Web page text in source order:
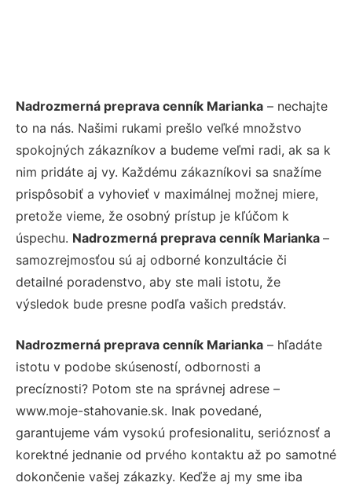
Nadrozmerná preprava cenník Marianka – nechajte
to na nás. Našimi rukami prešlo veľké množstvo
spokojných zákazníkov a budeme veľmi radi, ak sa k
nim pridáte aj vy. Každému zákazníkovi sa snažíme
prispôsobiť a vyhovieť v maximálnej možnej miere,
pretože vieme, že osobný prístup je kľúčom k
úspechu. Nadrozmerná preprava cenník Marianka –
samozrejmosťou sú aj odborné konzultácie či
detailné poradenstvo, aby ste mali istotu, že
výsledok bude presne podľa vašich predstáv.
Nadrozmerná preprava cenník Marianka – hľadáte
istotu v podobe skúseností, odbornosti a
precíznosti? Potom ste na správnej adrese –
www.moje-stahovanie.sk. Inak povedané,
garantujeme vám vysokú profesionalitu, serióznosť a
korektné jednanie od prvého kontaktu až po samotné
dokončenie vašej zákazky. Keďže aj my sme iba